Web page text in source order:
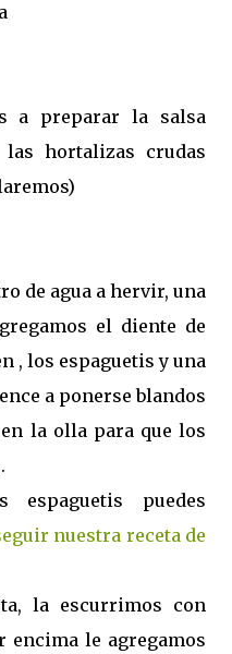
a preparar la salsa
las hortalizas crudas
de agua a hervir, una
el diente de
, los espaguetis y una
a ponerse blandos
la olla para que los
puedes
nuestra receta de
la escurrimos con
encima le agregamos